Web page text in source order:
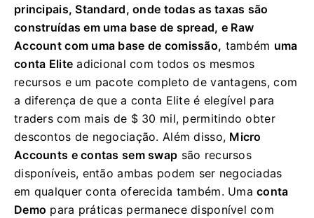
principais, Standard, onde todas as taxas são
construídas em uma base de spread, e Raw
Account com uma base de comissão, também uma
conta Elite adicional com todos os mesmos
recursos e um pacote completo de vantagens, com
a diferença de que a conta Elite é elegível para
traders com mais de $ 30 mil, permitindo obter
descontos de negociação. Além disso, Micro
Accounts e contas sem swap são recursos
disponíveis, então ambas podem ser negociadas
em qualquer conta oferecida também. Umaconta
Demo para práticas permanece disponível com